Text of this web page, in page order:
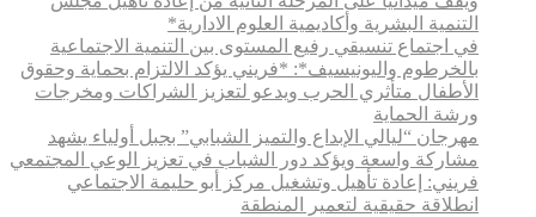
التنمية البشرية وأكاديمية العلوم الادارية*
في اجتماع تنسيقي رفيع المستوى بين التنمية الاجتماعية
بالخرطوم واليونيسيف*: *​فريني يؤكد الالتزام بحماية وحقوق
الأطفال متأثري الحرب ويدعو لتعزيز الشراكات ومخرجات
ورشة الحماية
مهرجان “ليالي الإبداع والتميز الشبابي” بجبل أولياء يشهد
مشاركة واسعة ويؤكد دور الشباب في تعزيز الوعي المجتمعي
فريني: إعادة تأهيل وتشغيل مركز أبو حليمة الاجتماعي
انطلاقة حقيقية لتعمير المنطقة